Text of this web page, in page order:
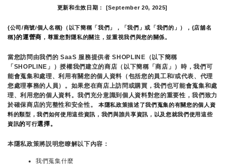
更新和生效日期： [September 20, 2025]
{公司/商號/個人名稱}（以下簡稱「我們」，「我們」或「我們的」），{店舖名
稱}的運營商 ，尊重您對隱私的關注，並重視我們與您的關係。
當您訪問由我們的 SaaS 服務提供者 SHOPLINE（以下簡稱
「SHOPLINE」）授權我們建立的商店（以下簡稱「商店」）時，我們可
能會蒐集和處理、利用有關您的個人資料（包括您的員工和/或代表、代理
您處理事務的人員）。如果您在商店上訪問或購買，我們也可能會蒐集和處
理、利用您的個人資料。我們充分意識到個人資料對您的重要性，我們致力
於確保商店的完整性和安全性。
本隱私政策描述了我們蒐集的有關您的個人資
料的類型，我們如何使用這些資訊，我們與誰共享資訊，以及您就我們使用這些
資訊的可行選擇。
本隱私政策將説明您瞭解以下內容：
我們蒐集什麼